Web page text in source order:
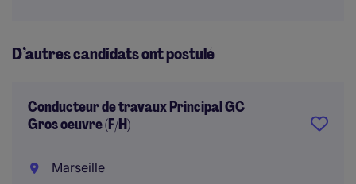
D’autres candidats ont postulé
Conducteur de travaux Principal GC
Gros oeuvre (F/H)
Marseille